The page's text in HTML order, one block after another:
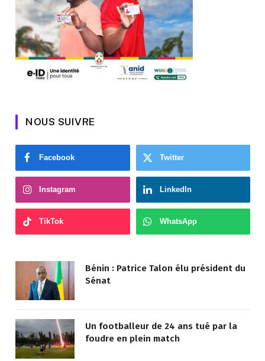
NOUS SUIVRE
Facebook Twitter
Instagram LinkedIn
TikTok WhatsApp
Bénin : Patrice Talon élu président du
Sénat
Un footballeur de 24 ans tué par la
foudre en plein match